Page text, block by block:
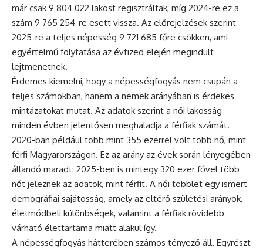
már csak 9 804 022 lakost regisztráltak, míg 2024-re ez a
szám 9 765 254-re esett vissza. Az előrejelzések szerint
2025-re a teljes népesség 9 721 685 főre csökken, ami
egyértelmű folytatása az évtized elején megindult
lejtmenetnek.
Érdemes kiemelni, hogy a népességfogyás nem csupán a
teljes számokban, hanem a nemek arányában is érdekes
mintázatokat mutat. Az adatok szerint a női lakosság
minden évben jelentősen meghaladja a férfiak számát.
2020-ban például több mint 355 ezerrel volt több nő, mint
férfi Magyarországon. Ez az arány az évek során lényegében
állandó maradt: 2025-ben is mintegy 320 ezer fővel több
nőt jeleznek az adatok, mint férfit. A női többlet egy ismert
demográfiai sajátosság, amely az eltérő születési arányok,
életmódbeli különbségek, valamint a férfiak rövidebb
várható élettartama miatt alakul így.
A népességfogyás hátterében számos tényező áll. Egyrészt